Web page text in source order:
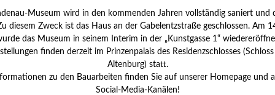
Museum wird in den kommenden Jahren vollständig saniert und
diesem Zweck ist das Haus an der Gabelentzstraße geschlossen. Am
das Museum in seinem Interim in der „Kunstgasse 1“
finden derzeit im Prinzenpalais des Residenzschlosses
Altenburg) statt.
zu den Bauarbeiten finden Sie auf unserer Homepage und
Social-Media-Kanälen!